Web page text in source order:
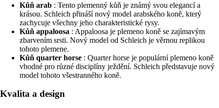
Kůň arab : Tento plemenný kůň je známý svou elegancí a
krásou. Schleich přináší nový model arabského koně, který
zachycuje všechny jeho charakteristické rysy.
Kůň appaloosa : Appaloosa je plemeno koně se zajímavým
zbarvením srsti. Nový model od Schleich je věrnou replikou
tohoto plemene.
Kůň quarter horse : Quarter horse je populární plemeno koně
vhodné pro různé disciplíny ježdění. Schleich představuje nový
model tohoto všestranného koně.
Kvalita a design